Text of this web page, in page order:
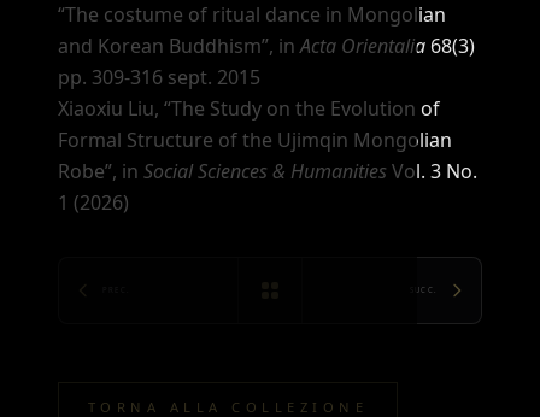
“The costume of ritual dance in Mongolian
and Korean Buddhism”, inActa Orientalia 68(3)
pp. 309-316 sept. 2015
Xiaoxiu Liu, “The Study on the Evolution of
Formal Structure of the Ujimqin Mongolian
Robe”, in Social Sciences & Humanities Vol. 3 No.
1 (2026)
SUCC.
TORNA ALLA COLLEZIONE